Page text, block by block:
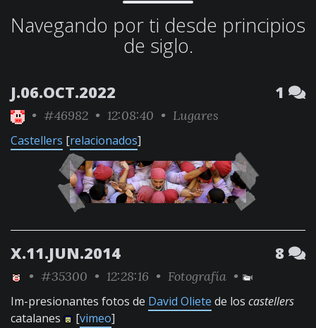
Navegando por ti desde principios
de siglo.
J.06.OCT.2022 1
• #46982 • 12:08:40 • Lugares
Castellers [relacionados]
X.11.JUN.2014 8
• #35300 • 12:28:16 • Fotografía •
Im-presionantes fotos de David Oliete de los castellers
catalanes
[vimeo]